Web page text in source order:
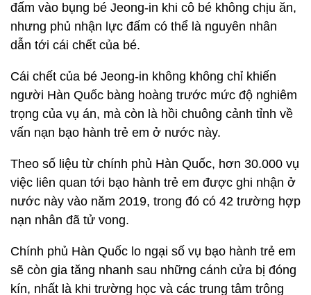
đấm vào bụng bé Jeong-in khi cô bé không chịu ăn,
nhưng phủ nhận lực đấm có thể là nguyên nhân
dẫn tới cái chết của bé.
Cái chết của bé Jeong-in không không chỉ khiến
người Hàn Quốc bàng hoàng trước mức độ nghiêm
trọng của vụ án, mà còn là hồi chuông cảnh tỉnh về
vấn nạn bạo hành trẻ em ở nước này.
Theo số liệu từ chính phủ Hàn Quốc, hơn 30.000 vụ
việc liên quan tới bạo hành trẻ em được ghi nhận ở
nước này vào năm 2019, trong đó có 42 trường hợp
nạn nhân đã tử vong.
Chính phủ Hàn Quốc lo ngại số vụ bạo hành trẻ em
sẽ còn gia tăng nhanh sau những cánh cửa bị đóng
kín, nhất là khi trường học và các trung tâm trông